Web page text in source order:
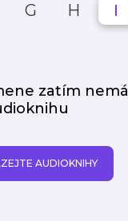
G H I
zatím
AUDIOKNIHY